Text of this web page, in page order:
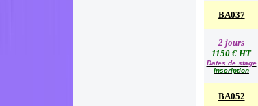
BA037
2 jours
1150 € HT
Dates de stage
Inscription
BA052